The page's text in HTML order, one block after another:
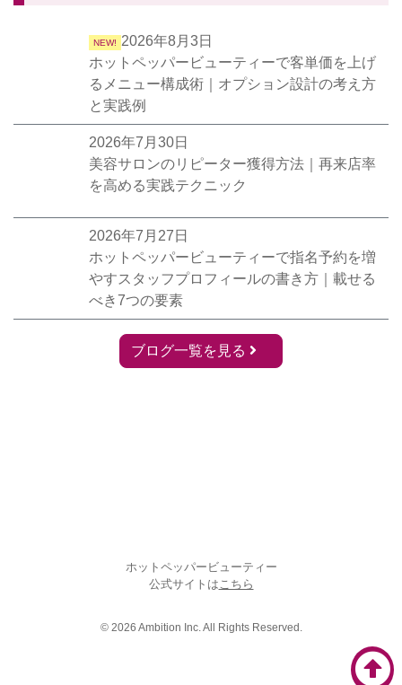
NEW!
2026年8月3日
ホットペッパービューティーで客単価を上げ
るメニュー構成術｜オプション設計の考え方
と実践例
2026年7月30日
美容サロンのリピーター獲得方法｜再来店率
を高める実践テクニック
2026年7月27日
ホットペッパービューティーで指名予約を増
やすスタッフプロフィールの書き方｜載せる
べき7つの要素
ブログ一覧を見る
ホットペッパービューティー
公式サイトはこちら
© 2026 Ambition Inc. All Rights Reserved.